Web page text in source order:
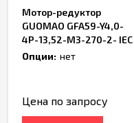
Мотор-редуктор
GUOMAO GFA59-Y4,0-
4P-13,52-M3-270-2- IEC
Опции: нет
Цена по запросу